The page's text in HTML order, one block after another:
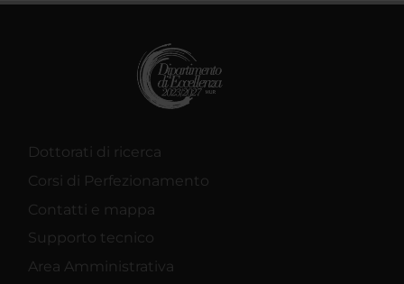
Dottorati di ricerca
Corsi di Perfezionamento
Contatti e mappa
Supporto tecnico
Area Amministrativa